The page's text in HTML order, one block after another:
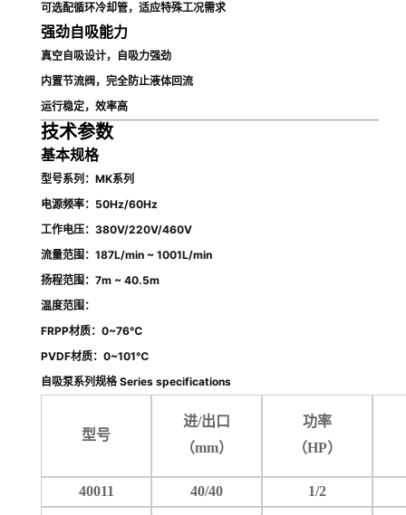
可选配循环冷却管，适应特殊工况需求
强劲自吸能力
真空自吸设计，自吸力强劲
内置节流阀，完全防止液体回流
运行稳定，效率高
技术参数
基本规格
型号系列：MK系列
电源频率：50Hz/60Hz
工作电压：380V/220V/460V
流量范围：187L/min ~ 1001L/min
扬程范围：7m ~ 40.5m
温度范围：
FRPP材质：0~76℃
PVDF材质：0~101℃
自吸泵系列规格 Series specifications
型号
进/出口
（mm）
功率
（HP）
40011 40/40
1/2